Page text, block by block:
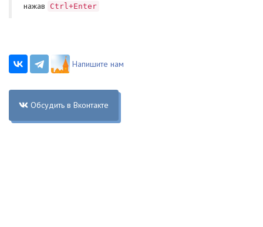
нажав
Ctrl+Enter
Напишите нам
Обсудить в Вконтакте